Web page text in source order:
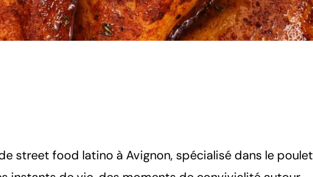
street food latino à Avignon, spécialisé dans le poulet